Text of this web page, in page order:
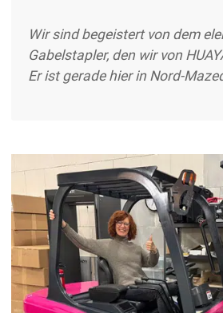
Wir sind begeistert von dem
Gabelstapler, den wir von
Er ist gerade hier in Nord-
alles professionell und
Der Elektro-Gabelstapler ist
beschrieben - leistungsstark,
zuverlässig. Er macht bereits